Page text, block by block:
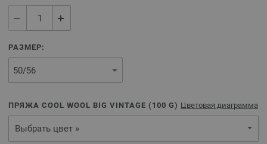
РАЗМЕР:
ПРЯЖА COOL WOOL BIG VINTAGE ( 100 G) Цветовая диаграмма
Выбрать цвет »